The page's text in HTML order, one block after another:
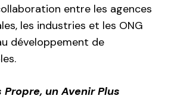
entre les agences
les industries et les ONG
développement de
Propre, un Avenir Plus